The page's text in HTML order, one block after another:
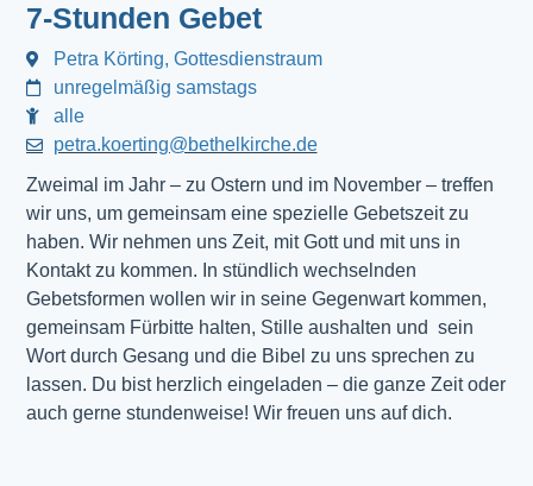
7-Stunden Gebet
Petra Körting, Gottesdienstraum
unregelmäßig samstags
alle
petra.koerting@bethelkirche.de
Zweimal im Jahr – zu Ostern und im November – treffen
wir uns, um gemeinsam eine spezielle Gebetszeit zu
haben. Wir nehmen uns Zeit, mit Gott und mit uns in
Kontakt zu kommen. In stündlich wechselnden
Gebetsformen wollen wir in seine Gegenwart kommen,
gemeinsam Fürbitte halten, Stille aushalten und sein
Wort durch Gesang und die Bibel zu uns sprechen zu
lassen. Du bist herzlich eingeladen – die ganze Zeit oder
auch gerne stundenweise! Wir freuen uns auf dich.